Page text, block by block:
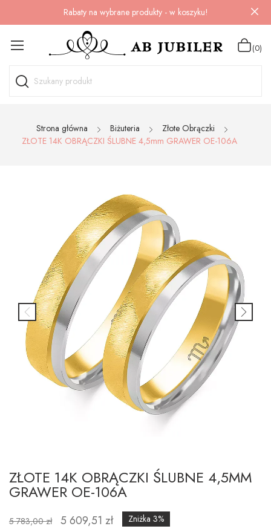
Rabaty na wybrane produkty - w koszyku!
(0)
Strona główna Biżuteria
Złote Obrączki
ZŁOTE 14K OBRĄCZKI ŚLUBNE 4,5mm GRAWER OE-106A
ZŁOTE 14K OBRĄCZKI ŚLUBNE 4,5MM
GRAWER OE-106A
5 783,00 zł 5 609,51 zł Zniżka 3%